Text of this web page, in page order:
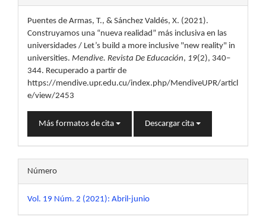
del
artículo
Puentes de Armas, T., & Sánchez Valdés, X. (2021).
Construyamos una “nueva realidad” más inclusiva en las
universidades / Let’s build a more inclusive "new reality" in
universities. Mendive. Revista De Educación, 19(2), 340–
344. Recuperado a partir de
https://mendive.upr.edu.cu/index.php/MendiveUPR/articl
e/view/2453
Más formatos de cita Descargar cita
Número
Vol. 19 Núm. 2 (2021): Abril-junio